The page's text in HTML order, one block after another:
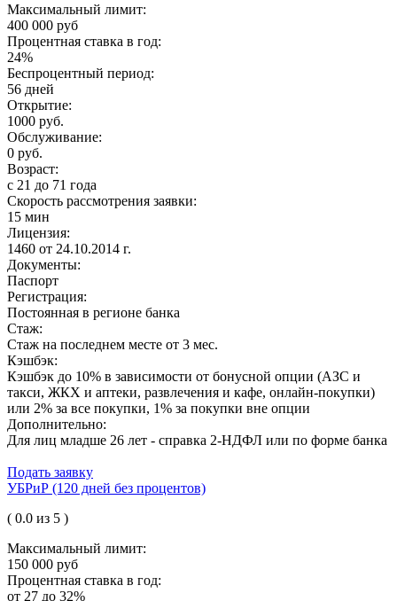
Максимальный лимит:
400 000 руб
Процентная ставка в год:
24%
Беспроцентный период:
56 дней
Открытие:
1000 руб.
Обслуживание:
0 руб.
Возраст:
с 21 до 71 года
Скорость рассмотрения заявки:
15 мин
Лицензия:
1460 от 24.10.2014 г.
Документы:
Паспорт
Регистрация:
Постоянная в регионе банка
Стаж:
Стаж на последнем месте от 3 мес.
Кэшбэк:
Кэшбэк до 10% в зависимости от бонусной опции (АЗС и
такси, ЖКХ и аптеки, развлечения и кафе, онлайн-покупки)
или 2% за все покупки, 1% за покупки вне опции
Дополнительно:
Для лиц младше 26 лет - справка 2-НДФЛ или по форме банка
Подать заявку
УБРиР (120 дней без процентов)
( 0.0 из 5 )
Максимальный лимит:
150 000 руб
Процентная ставка в год:
от 27 до 32%